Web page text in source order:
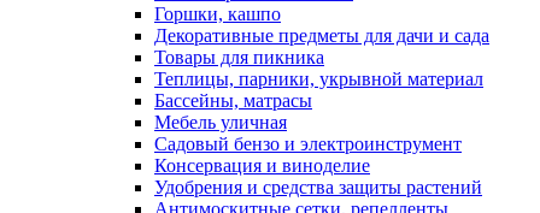
Горшки, кашпо
Декоративные предметы для дачи и сада
Товары для пикника
Теплицы, парники, укрывной материал
Бассейны, матрасы
Мебель уличная
Садовый бензо и электроинструмент
Консервация и виноделие
Удобрения и средства защиты растений
Антимоскитные сетки, репелленты